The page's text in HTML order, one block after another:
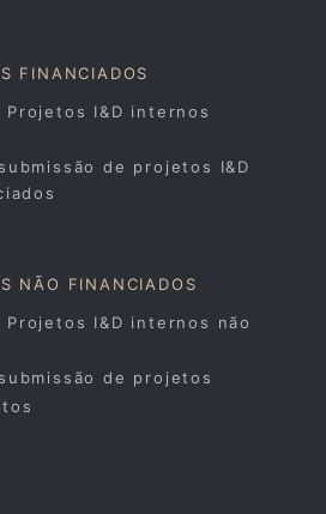
FINANCIADOS
Projetos I&D internos
de projetos I&D
NÃO FINANCIADOS
Projetos I&D internos não
de projetos